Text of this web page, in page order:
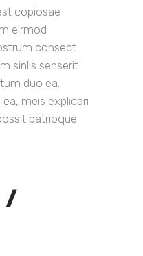
copiosae
eirmod
consect
sinlis senserit
duo ea.
meis explicari
patrioque
/